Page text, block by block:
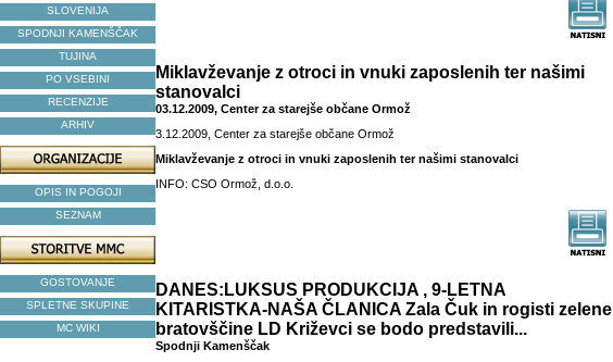
SLOVENIJA
SPODNJI KAMENŠČAK
TUJINA
PO VSEBINI
RECENZIJE
ARHIV
OPIS IN POGOJI
SEZNAM
GOSTOVANJE
SPLETNE SKUPINE
MC WIKI
Miklavževanje z otroci in vnuki zaposlenih ter našimi
stanovalci
03.12.2009, Center za starejše občane Ormož
3.12.2009, Center za starejše občane Ormož
Miklavževanje z otroci in vnuki zaposlenih ter našimi stanovalci
INFO: CSO Ormož, d.o.o.
DANES:LUKSUS PRODUKCIJA , 9-LETNA
KITARISTKA-NAŠA ČLANICA Zala Čuk in rogisti zelene
bratovščine LD Križevci se bodo predstavili...
Spodnji Kamenščak